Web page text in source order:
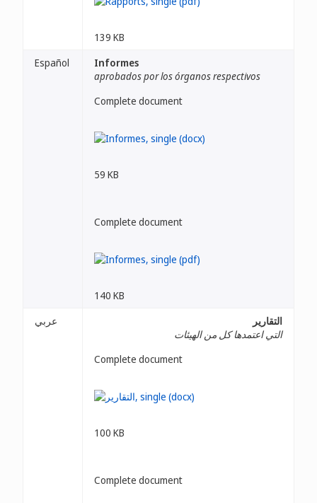
139 KB
Español
Informes
aprobados por los órganos respectivos
Complete document
59 KB
Complete document
140 KB
عربي
التقارير
التي اعتمدها كل من الهيئات
Complete document
100 KB
Complete document